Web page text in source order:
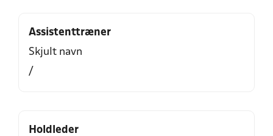
Assistenttræner
Skjult navn
/
Holdleder